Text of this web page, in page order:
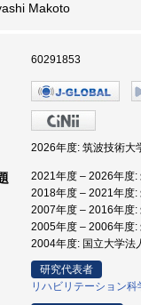
Makoto
60291853
2026年度: 筑波技術大
2021年度 – 2026年度:
2018年度 – 2021年度:
2007年度 – 2016年度:
2005年度 – 2006年度:
2004年度: 国立大学法
研究代表者
リハビリテーション